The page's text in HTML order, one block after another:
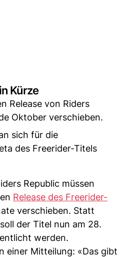
Kürze
Release von Riders
Oktober verschieben.
sich für die
des Freerider-Titels
Republic müssen
Release des Freerider-
verschieben. Statt
der Titel nun am 28.
werden.
einer Mitteilung: «Das gibt